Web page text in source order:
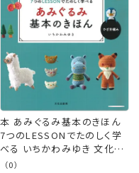
本 あみぐるみ基本のきほん
7つのLESSONでたのしく学
べる いちかわみゆき 文化出
版局 ネコポス可 手芸の山久
（0）